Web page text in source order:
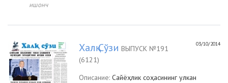
ишонч
03/10/2014
Халқ Сўзи ВЫПУСК №191
(6121)
Описание: Сайёҳлик соҳасининг улкан